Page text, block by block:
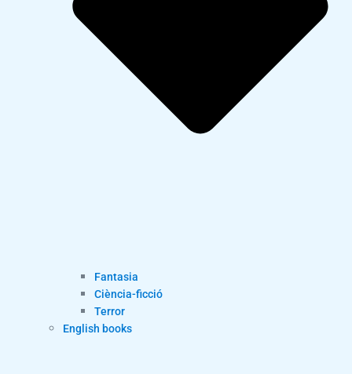
Fantasia
Ciència-ficció
Terror
English books